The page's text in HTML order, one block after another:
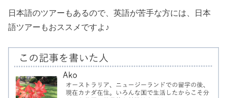
日本語のツアーもあるので、英語が苦手な方には、日本
語ツアーもおススメですよ♪